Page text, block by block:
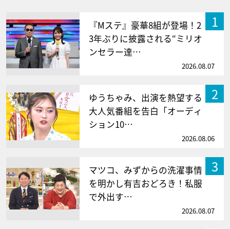
1
『Mステ』豪華8組が登場！2
3年ぶりに披露される“ミリオ
ンセラー達…
2026.08.07
2
ゆうちゃみ、出演を熱望する
大人気番組を告白「オーディ
ション10…
2026.08.06
3
マツコ、みずからの洗濯事情
を明かし有吉おどろき！私服
で外出す…
2026.08.07